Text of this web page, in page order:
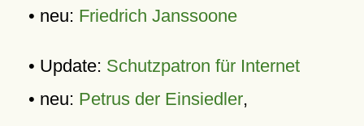
• neu: Friedrich Janssoone
• Update: Schutzpatron für Internet
• neu: Petrus der Einsiedler,